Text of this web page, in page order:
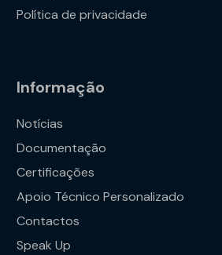
Política de privacidade
Informação
Notícias
Documentação
Certificações
Apoio Técnico Personalizado
Contactos
Speak Up